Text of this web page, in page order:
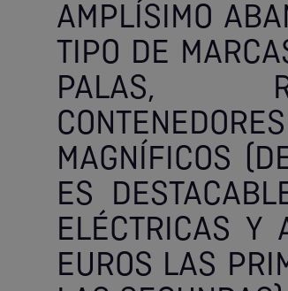
AMPLÍSIMO
TIPO DE
PALAS,
MAGNÍFICOS
ES
ELÉCTRICAS
EUROS LAS